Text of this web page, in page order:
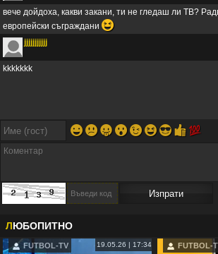
вече дойдоха, какви закани, ти не гледаш ли ТВ?
европейски съграждани 😆
jjjjjjjjjjj
kkkkkkk
😀 😕 😛 😮 😉 😆 😎 👍 💯
ЛЮБОПИТНО
FUTBOL-TV 19.05.26 | 17:34 FUTBOL-